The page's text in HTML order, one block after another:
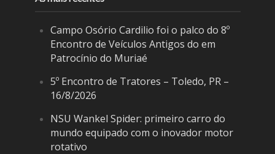
Campo Osório Cardilio foi o palco do 8º
Encontro de Veículos Antigos do em
Patrocínio do Muriaé
5º Encontro de Tratores – Toledo, PR –
16/8/2026
NSU Wankel Spider: primeiro carro do
mundo equipado com o inovador motor
rotativo